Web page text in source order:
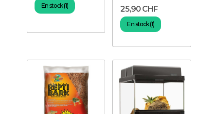
En stock (1) 25,90 CHF
En stock (1)